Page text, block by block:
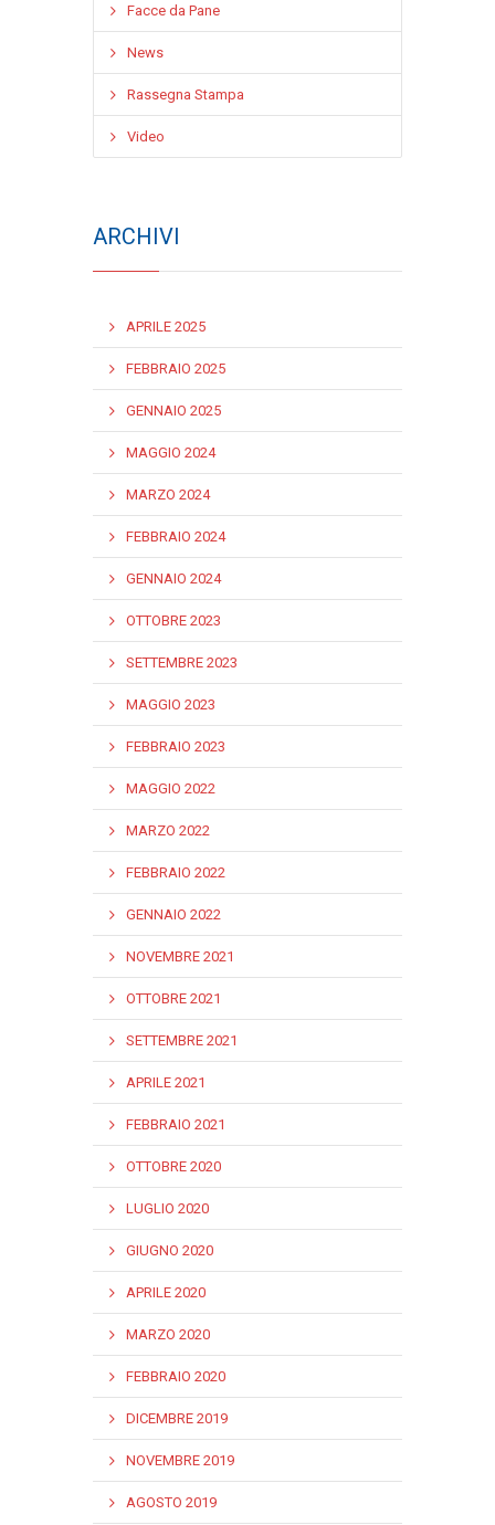
Facce da Pane
News
Rassegna Stampa
Video
ARCHIVI
APRILE 2025
FEBBRAIO 2025
GENNAIO 2025
MAGGIO 2024
MARZO 2024
FEBBRAIO 2024
GENNAIO 2024
OTTOBRE 2023
SETTEMBRE 2023
MAGGIO 2023
FEBBRAIO 2023
MAGGIO 2022
MARZO 2022
FEBBRAIO 2022
GENNAIO 2022
NOVEMBRE 2021
OTTOBRE 2021
SETTEMBRE 2021
APRILE 2021
FEBBRAIO 2021
OTTOBRE 2020
LUGLIO 2020
GIUGNO 2020
APRILE 2020
MARZO 2020
FEBBRAIO 2020
DICEMBRE 2019
NOVEMBRE 2019
AGOSTO 2019